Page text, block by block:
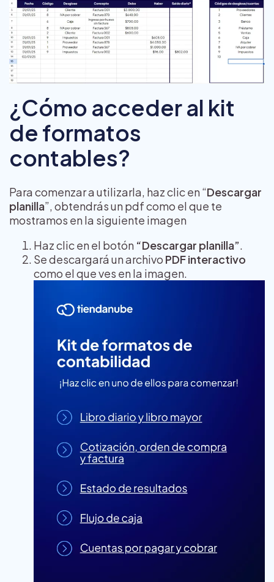
¿Cómo acceder al kit
de formatos
contables?
Para comenzar a utilizarla, haz clic en “Descargar
planilla”, obtendrás un pdf como el que te
mostramos en la siguiente imagen
Haz clic en el botón “Descargar planilla”.
Se descargará un archivo PDF interactivo
como el que ves en la imagen.